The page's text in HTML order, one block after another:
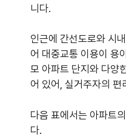
니다.
인근에 간선도로와 시
어 대중교통 이용이 용
모 아파트 단지와 다양
어 있어, 실거주자의 편
다음 표에서는 아파트
다.